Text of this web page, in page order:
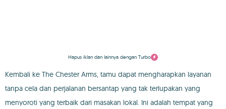
Hapus iklan dan lainnya dengan Turbo
Kembali ke The Chester Arms, tamu dapat mengharapkan layanan
tanpa cela dan perjalanan bersantap yang tak terlupakan yang
menyoroti yang terbaik dari masakan lokal. Ini adalah tempat yang